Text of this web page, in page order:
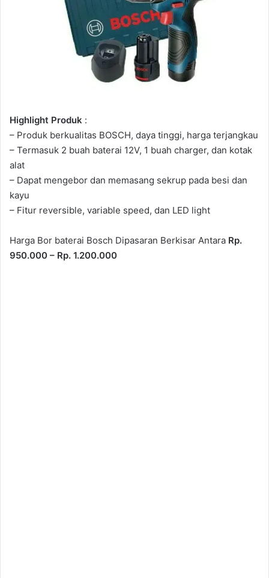
Highlight Produk :
– Produk berkualitas BOSCH, daya tinggi, harga terjangkau
– Termasuk 2 buah baterai 12V, 1 buah charger, dan kotak
alat
– Dapat mengebor dan memasang sekrup pada besi dan
kayu
– Fitur reversible, variable speed, dan LED light
Harga Bor baterai Bosch Dipasaran Berkisar Antara Rp.
950.000 – Rp. 1.200.000